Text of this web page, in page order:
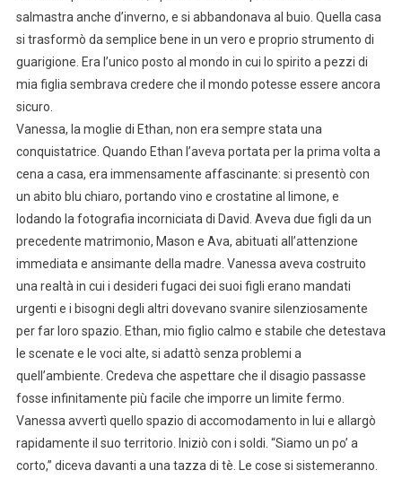
salmastra anche d’inverno, e si abbandonava al buio. Quella casa
si trasformò da semplice bene in un vero e proprio strumento di
guarigione. Era l’unico posto al mondo in cui lo spirito a pezzi di
mia figlia sembrava credere che il mondo potesse essere ancora
sicuro.
Vanessa, la moglie di Ethan, non era sempre stata una
conquistatrice. Quando Ethan l’aveva portata per la prima volta a
cena a casa, era immensamente affascinante: si presentò con
un abito blu chiaro, portando vino e crostatine al limone, e
lodando la fotografia incorniciata di David. Aveva due figli da un
precedente matrimonio, Mason e Ava, abituati all’attenzione
immediata e ansimante della madre. Vanessa aveva costruito
una realtà in cui i desideri fugaci dei suoi figli erano mandati
urgenti e i bisogni degli altri dovevano svanire silenziosamente
per far loro spazio. Ethan, mio figlio calmo e stabile che detestava
le scenate e le voci alte, si adattò senza problemi a
quell’ambiente. Credeva che aspettare che il disagio passasse
fosse infinitamente più facile che imporre un limite fermo.
Vanessa avvertì quello spazio di accomodamento in lui e allargò
rapidamente il suo territorio. Iniziò con i soldi. “Siamo un po’ a
corto,” diceva davanti a una tazza di tè. Le cose si sistemeranno.